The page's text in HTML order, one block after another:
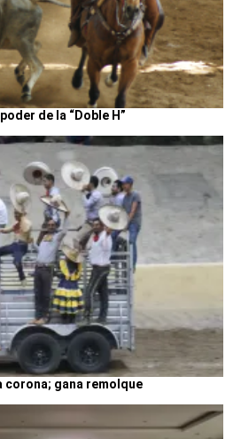
de la “Doble H”
corona; gana remolque